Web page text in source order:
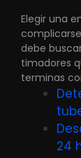
Elegir una
debe
timadores
terminas
24